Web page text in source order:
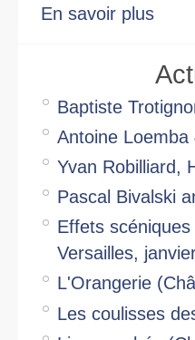
En savoir plus
Baptiste
Antoine
Yvan Robilliard,
Pascal Bivalski
Effets
Versailles,
L'Orangerie
Les coulisses